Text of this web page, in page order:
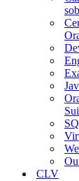
CLV